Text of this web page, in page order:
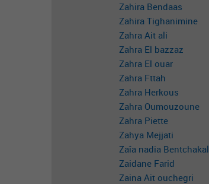
Zahira Bendaas
Zahira Tighanimine
Zahra Ait ali
Zahra El bazzaz
Zahra El ouar
Zahra Fttah
Zahra Herkous
Zahra Oumouzoune
Zahra Piette
Zahya Mejjati
Zaîa nadia Bentchakal
Zaidane Farid
Zaina Ait ouchegri